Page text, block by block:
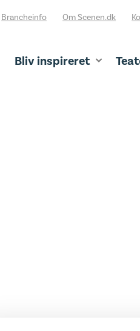
Brancheinfo Om Scenen.dk
Bliv inspireret